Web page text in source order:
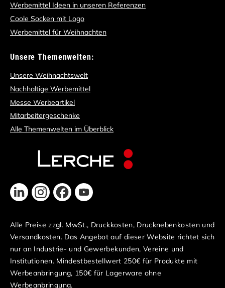
Werbemittel Ideen in unseren Referenzen
Coole Socken mit Logo
Werbemittel für Weihnachten
Unsere Themenwelten:
Unsere Weihnachtswelt
Nachhaltige Werbemittel
Messe Werbeartikel
Mitarbeitergeschenke
Alle Themenwelten im Überblick
Alle Preise zzgl. MwSt., Druckkosten, Drucknebenkosten und
Versandkosten. Das Angebot auf dieser Website richtet sich
nur an Industrie- und Gewerbekunden, Vereine und
Institutionen. Mindestbestellwert 250€ für Produkte mit
Werbeanbringung, 150€ für Lagerware ohne
Werbeanbringung.